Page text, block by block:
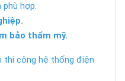
phù hợp.
bảo thẩm mỹ.
thi công hệ thống điện